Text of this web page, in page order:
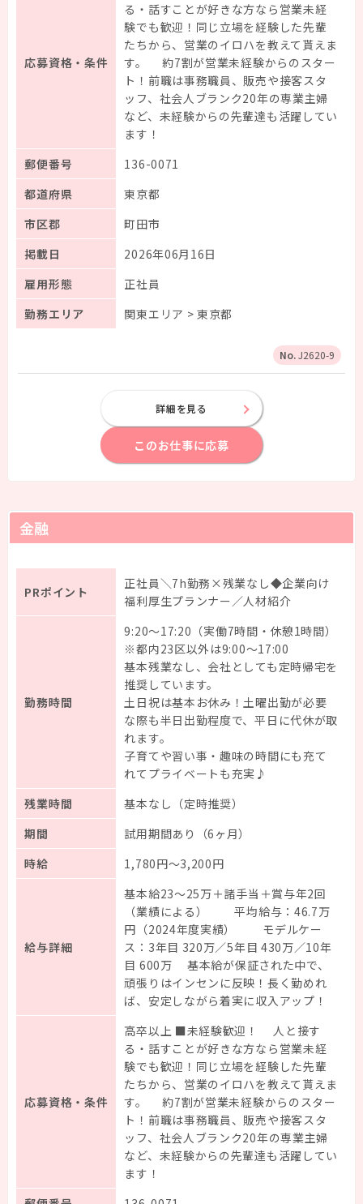
応募資格・条件
る・話すことが好きな方なら営業未経
験でも歓迎！同じ立場を経験した先輩
たちから、営業のイロハを教えて貰えま
す。 約7割が営業未経験からのスター
ト！前職は事務職員、販売や接客スタ
ッフ、社会人ブランク20年の専業主婦
など、未経験からの先輩達も活躍してい
ます！
郵便番号
136-0071
都道府県
東京都
市区郡
町田市
掲載日
2026年06月16日
雇用形態
正社員
勤務エリア
関東エリア > 東京都
J2620-9
詳細を見る
このお仕事に応募
金融
PRポイント
正社員＼7h勤務×残業なし◆企業向け
福利厚生プランナー／人材紹介
勤務時間
9:20～17:20（実働7時間・休憩1時間）
※都内23区以外は9:00～17:00
基本残業なし、会社としても定時帰宅を
推奨しています。
土日祝は基本お休み！土曜出勤が必要
な際も半日出勤程度で、平日に代休が取
れます。
子育てや習い事・趣味の時間にも充て
れてプライベートも充実♪
残業時間
基本なし（定時推奨）
期間
試用期間あり（6ヶ月）
時給
1,780円～3,200円
給与詳細
基本給23～25万＋諸手当＋賞与年2回
（業績による） 平均給与：46.7万
円（2024年度実績） モデルケー
ス：3年目 320万／5年目 430万／10年
目 600万 基本給が保証された中で、
頑張りはインセンに反映！長く勤めれ
ば、安定しながら着実に収入アップ！
応募資格・条件
高卒以上 ■未経験歓迎！ 人と接す
る・話すことが好きな方なら営業未経
験でも歓迎！同じ立場を経験した先輩
たちから、営業のイロハを教えて貰えま
す。 約7割が営業未経験からのスター
ト！前職は事務職員、販売や接客スタ
ッフ、社会人ブランク20年の専業主婦
など、未経験からの先輩達も活躍してい
ます！